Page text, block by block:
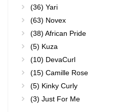
(36) Yari
(63) Novex
(38) African Pride
(5) Kuza
(10) DevaCurl
(15) Camille Rose
(5) Kinky Curly
(3) Just For Me